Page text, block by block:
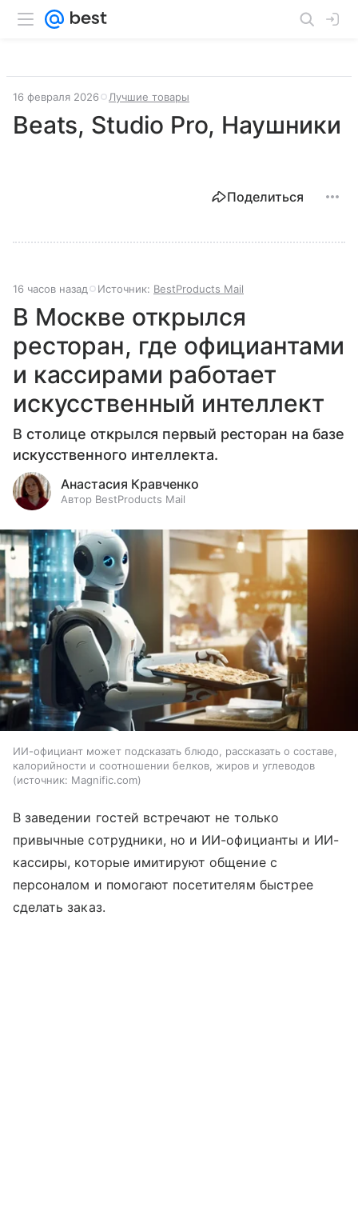
16 февраля 2026 Лучшие товары
Beats, Studio Pro, Наушники
Поделиться
16 часов назад Источник: BestProducts Mail
В Москве открылся
ресторан, где официантами
и кассирами работает
искусственный интеллект
В столице открылся первый ресторан на базе
искусственного интеллекта.
Анастасия Кравченко
Автор BestProducts Mail
ИИ-официант может подсказать блюдо, рассказать о составе,
калорийности и соотношении белков, жиров и углеводов
источник: Magnific.com
В заведении гостей встречают не только
привычные сотрудники, но и ИИ-официанты и ИИ-
кассиры, которые имитируют общение с
персоналом и помогают посетителям быстрее
сделать заказ.